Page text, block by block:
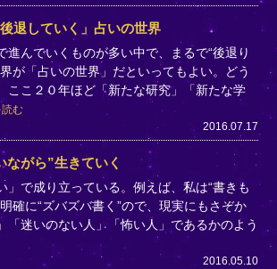
退していく」占いの世界
進んでいくものが多い中で、まるで“後退り
が「占いの世界」だといってもよい。どう
ここ２０年ほど「新たな研究」「新たな学
む
2016.07.17
ながら”生きていく
」で成り立っている。例えば、私は“書きも
確に“ズバズバ書く”ので、現実にもさぞか
「迷いのない人」「怖い人」であるかのよう
2016.05.10